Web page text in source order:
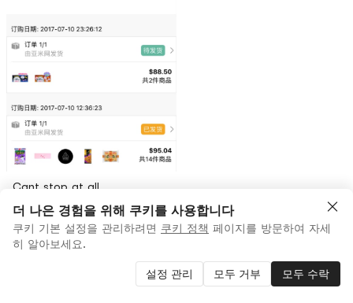
Cant stop at all
Luuulu 2
더 나은 경험을 위해 쿠키를 사용합니다
쿠키 기본 설정을 관리하려면 쿠키 정책 페이지를 방문하여 자세
히 알아보세요.
설정 관리 모두 거부 모두 수락